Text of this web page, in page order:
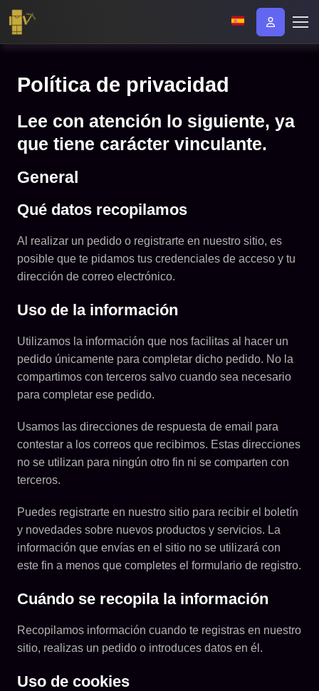
Política de privacidad
Lee con atención lo siguiente, ya
que tiene carácter vinculante.
General
Qué datos recopilamos
Al realizar un pedido o registrarte en nuestro sitio, es
posible que te pidamos tus credenciales de acceso y tu
dirección de correo electrónico.
Uso de la información
Utilizamos la información que nos facilitas al hacer un
pedido únicamente para completar dicho pedido. No la
compartimos con terceros salvo cuando sea necesario
para completar ese pedido.
Usamos las direcciones de respuesta de email para
contestar a los correos que recibimos. Estas direcciones
no se utilizan para ningún otro fin ni se comparten con
terceros.
Puedes registrarte en nuestro sitio para recibir el boletín
y novedades sobre nuevos productos y servicios. La
información que envías en el sitio no se utilizará con
este fin a menos que completes el formulario de registro.
Cuándo se recopila la información
Recopilamos información cuando te registras en nuestro
sitio, realizas un pedido o introduces datos en él.
Uso de cookies